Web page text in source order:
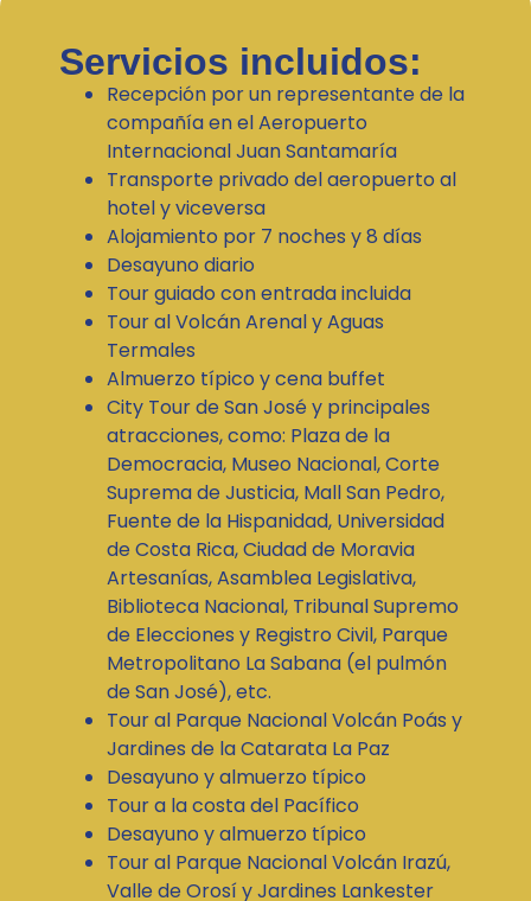
Servicios incluidos:
Recepción por un representante de la
compañía en el Aeropuerto
Internacional Juan Santamaría
Transporte privado del aeropuerto al
hotel y viceversa
Alojamiento por 7 noches y 8 días
Desayuno diario
Tour guiado con entrada incluida
Tour al Volcán Arenal y Aguas
Termales
Almuerzo típico y cena buffet
City Tour de San José y principales
atracciones, como: Plaza de la
Democracia, Museo Nacional, Corte
Suprema de Justicia, Mall San Pedro,
Fuente de la Hispanidad, Universidad
de Costa Rica, Ciudad de Moravia
Artesanías, Asamblea Legislativa,
Biblioteca Nacional, Tribunal Supremo
de Elecciones y Registro Civil, Parque
Metropolitano La Sabana (el pulmón
de San José), etc.
Tour al Parque Nacional Volcán Poás y
Jardines de la Catarata La Paz
Desayuno y almuerzo típico
Tour a la costa del Pacífico
Desayuno y almuerzo típico
Tour al Parque Nacional Volcán Irazú,
Valle de Orosí y Jardines Lankester